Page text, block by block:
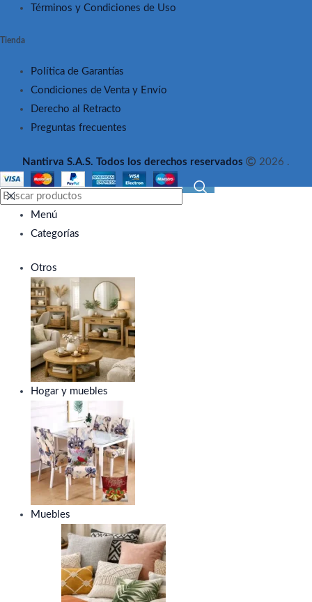
Términos y Condiciones de Uso
Tienda
Política de Garantías
Condiciones de Venta y Envío
Derecho al Retracto
Preguntas frecuentes
Nantirva S.A.S. Todos los derechos reservados 2026 .
Menú
Categorías
Otros
Hogar y muebles
Muebles